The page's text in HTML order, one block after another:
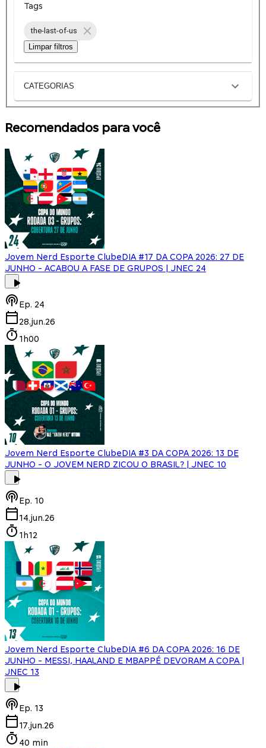
Tags
the-last-of-us
Limpar filtros
CATEGORIAS
Recomendados para você
Jovem Nerd Esporte ClubeDIA #17 DA COPA 2026: 27 DE
JUNHO - ACABOU A FASE DE GRUPOS | JNEC 24
Ep. 24
28.jun.26
1h00
Jovem Nerd Esporte ClubeDIA #3 DA COPA 2026: 13 DE
JUNHO - O JOVEM NERD ZICOU O BRASIL? | JNEC 10
Ep. 10
14.jun.26
1h12
Jovem Nerd Esporte ClubeDIA #6 DA COPA 2026: 16 DE
JUNHO - MESSI, HAALAND E MBAPPÉ DEVORAM A COPA |
JNEC 13
Ep. 13
17.jun.26
40 min